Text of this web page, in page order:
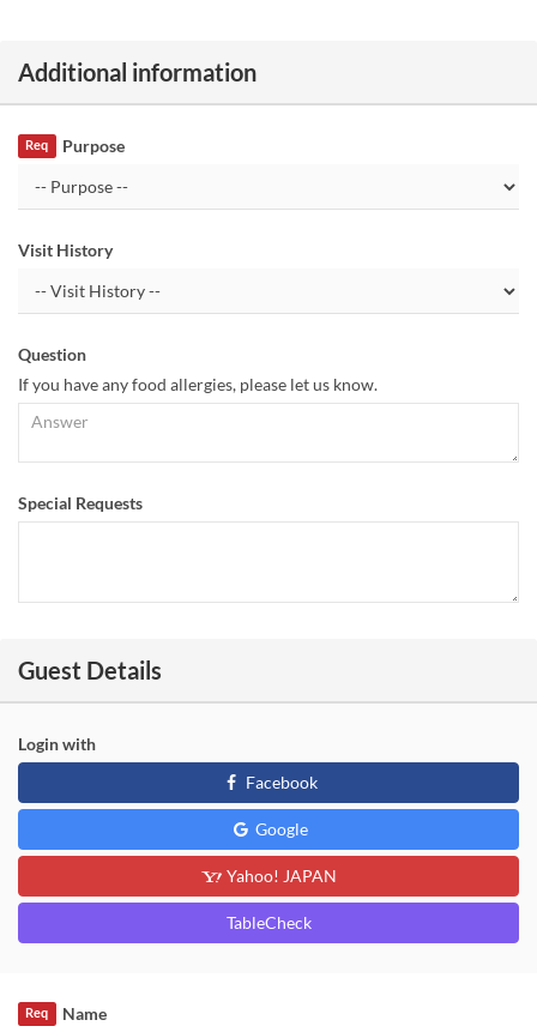
Additional information
Purpose
Req
Visit History
Question
If you have any food allergies, please let us know.
Special Requests
Guest Details
Login with
Facebook
Google
Yahoo! JAPAN
TableCheck
Name
Req